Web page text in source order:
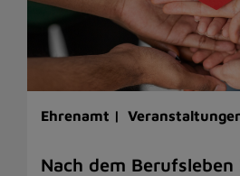
Ehrenamt |
Nach dem